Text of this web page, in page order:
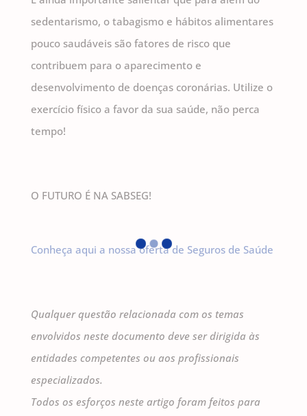
sedentarismo, o tabagismo e hábitos alimentares
pouco saudáveis são fatores de risco que
contribuem para o aparecimento e
desenvolvimento de doenças coronárias. Utilize o
exercício físico a favor da sua saúde, não perca
tempo!
O FUTURO É NA SABSEG!
Conheça aqui a nossa oferta de Seguros de Saúde
Qualquer questão relacionada com os temas
envolvidos neste documento deve ser dirigida às
entidades competentes ou aos profissionais
especializados.
Todos os esforços neste artigo foram feitos para